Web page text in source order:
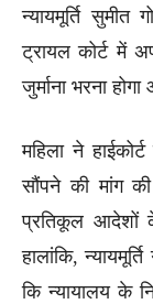
न्यायमूर्ति
ट्रायल कोर्ट में
जुर्माना भरना
महिला ने
सौंपने की मांग
प्रतिकूल आदेशों
हालांकि,
कि न्यायालय के